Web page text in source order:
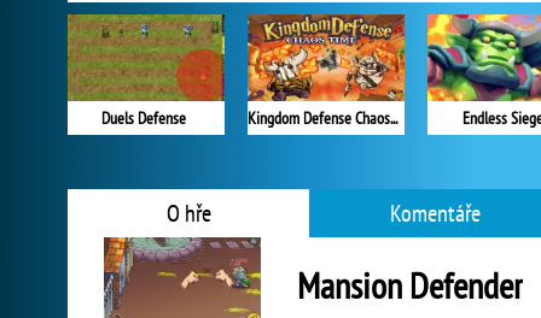
Duels Defense Kingdom Defense Chaos Time Endless
O hře Komentáře
Mansion Defender